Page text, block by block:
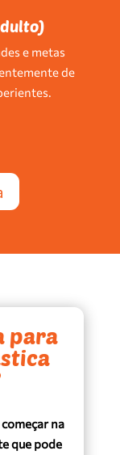
e metas
de
para
na
que pode